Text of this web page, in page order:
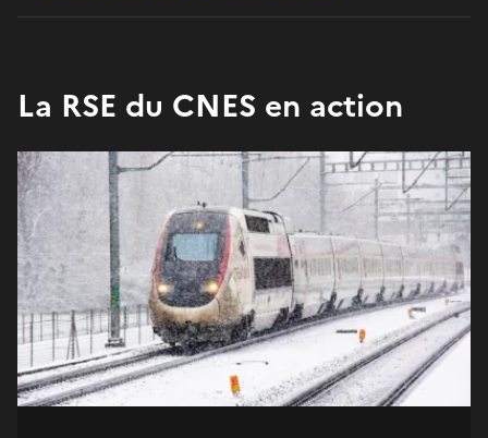
La RSE du CNES en action